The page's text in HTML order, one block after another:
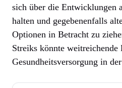
sich über die Entwicklungen
halten und gegebenenfalls
Optionen in Betracht zu
Streiks könnte weitreichende
Gesundheitsversorgung in